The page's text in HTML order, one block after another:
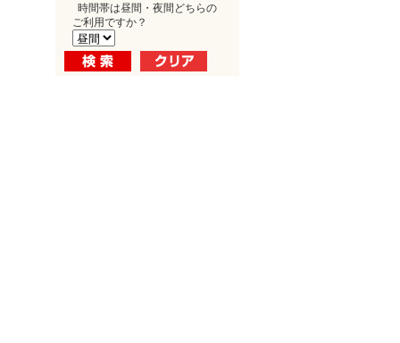
時間帯は昼間・夜間どちらの
ご利用ですか？